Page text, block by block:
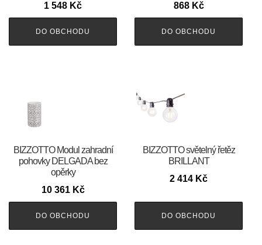
1 548 Kč
DO OBCHODU
868 Kč
DO OBCHODU
BIZZOTTO Modul zahradní
pohovky DELGADA bez
opěrky
10 361 Kč
DO OBCHODU
BIZZOTTO světelný řetěz
BRILLANT
2 414 Kč
DO OBCHODU